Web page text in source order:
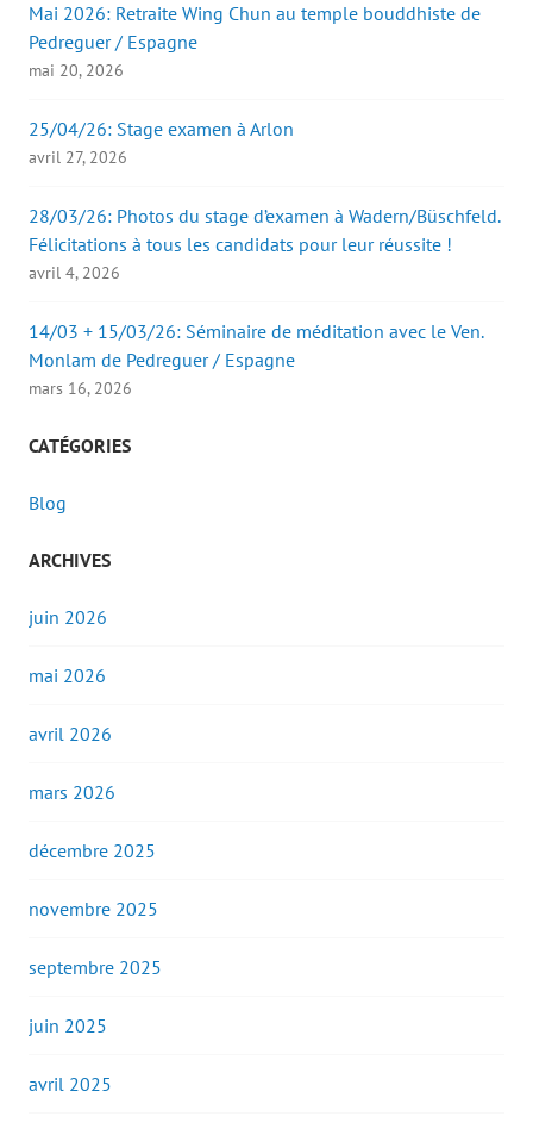
Mai 2026: Retraite Wing Chun au temple bouddhiste de
Pedreguer / Espagne
mai 20, 2026
25/04/26: Stage examen à Arlon
avril 27, 2026
28/03/26: Photos du stage d’examen à Wadern/Büschfeld.
Félicitations à tous les candidats pour leur réussite !
avril 4, 2026
14/03 + 15/03/26: Séminaire de méditation avec le Ven.
Monlam de Pedreguer / Espagne
mars 16, 2026
CATÉGORIES
Blog
ARCHIVES
juin 2026
mai 2026
avril 2026
mars 2026
décembre 2025
novembre 2025
septembre 2025
juin 2025
avril 2025